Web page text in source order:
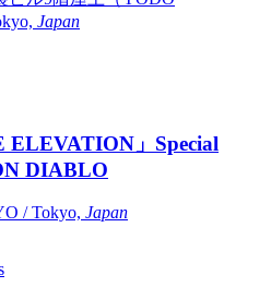
Japan
ELEVATION」Special
DIABLO
/ Tokyo, Japan